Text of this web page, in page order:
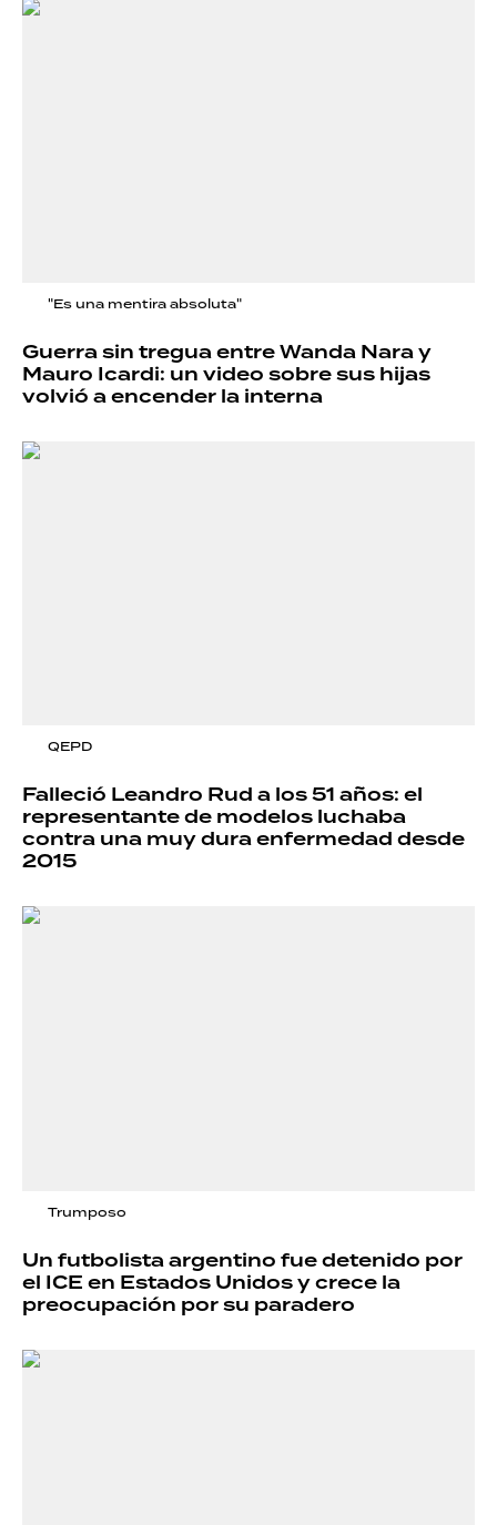
"Es una mentira absoluta"
Guerra sin tregua entre Wanda Nara y
Mauro Icardi: un video sobre sus hijas
volvió a encender la interna
QEPD
Falleció Leandro Rud a los 51 años: el
representante de modelos luchaba
contra una muy dura enfermedad desde
2015
Trumposo
Un futbolista argentino fue detenido por
el ICE en Estados Unidos y crece la
preocupación por su paradero